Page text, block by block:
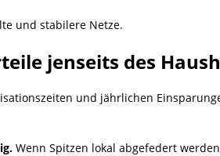
und stabilere Netze.
jenseits des
und jährlichen
Wenn Spitzen lokal abgefedert